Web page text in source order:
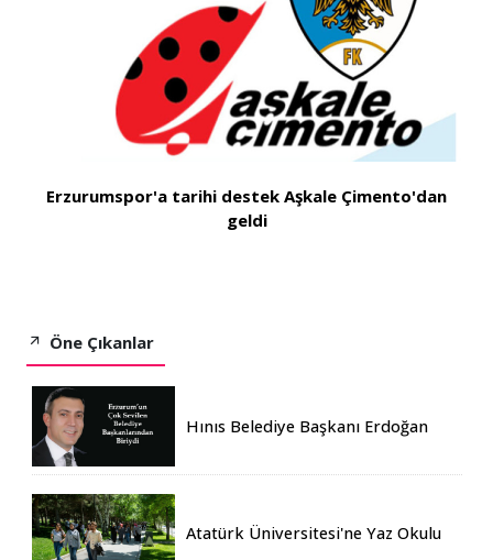
Erzurumspor'a tarihi destek Aşkale Çimento'dan
geldi
Öne Çıkanlar
Hınıs Belediye Başkanı Erdoğan
Atatürk Üniversitesi'ne Yaz Okulu